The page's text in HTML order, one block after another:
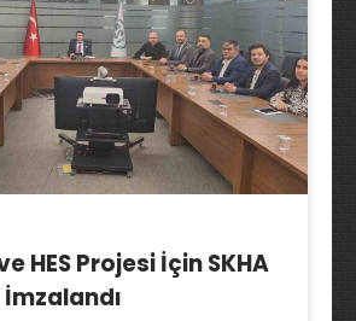
HES Projesi İçin SKHA